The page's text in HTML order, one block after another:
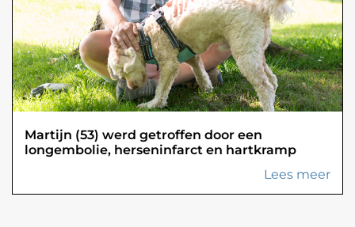
Martijn (53) werd getroffen door een
longembolie, herseninfarct en hartkramp
Lees meer